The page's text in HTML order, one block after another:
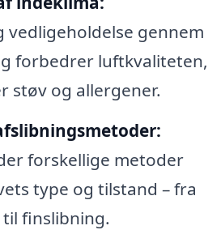
vedligeholdelse gennem
forbedrer luftkvaliteten,
støv og allergener.
forskellige metoder
type og tilstand – fra
finslibning.